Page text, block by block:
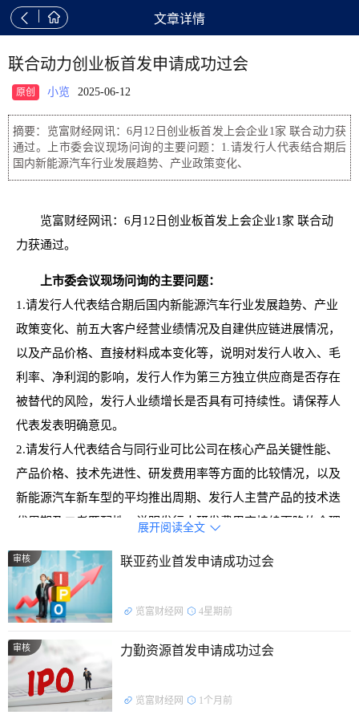
  文章详情
联合动力创业板首发申请成功过会
原创 小览 2025-06-12
摘要：览富财经网讯：6月12日创业板首发上会企业1家 联合动力获
通过。上市委会议现场问询的主要问题：1.请发行人代表结合期后
国内新能源汽车行业发展趋势、产业政策变化、
览富财经网讯：6月12日创业板首发上会企业1家 联合动
力获通过。
上市委会议现场问询的主要问题：
1.请发行人代表结合期后国内新能源汽车行业发展趋势、产业
政策变化、前五大客户经营业绩情况及自建供应链进展情况，
以及产品价格、直接材料成本变化等，说明对发行人收入、毛
利率、净利润的影响，发行人作为第三方独立供应商是否存在
被替代的风险，发行人业绩增长是否具有可持续性。请保荐人
代表发表明确意见。
2.请发行人代表结合与同行业可比公司在核心产品关键性能、
产品价格、技术先进性、研发费用率等方面的比较情况，以及
新能源汽车新车型的平均推出周期、发行人主营产品的技术迭
代周期及二者匹配性，说明发行人研发费用率持续下降的合理
荐人代表发表明确意见。
需进一步落实事项：
请发行人结合期后国内新能源汽车行业发展趋势、产业政策变
化、前五大客户自建供应链进展情况，以及产品价格、原材料
价格变化等，说明发行人业绩增长是否具有可持续性，并在招
股说明书中进行针对性的重大风险提示。请保荐人发表明确意
见。
展开阅读全文 
审核 联亚药业首发申请成功过会
览富财经网 4星期前
审核 力勤资源首发申请成功过会
览富财经网 1个月前